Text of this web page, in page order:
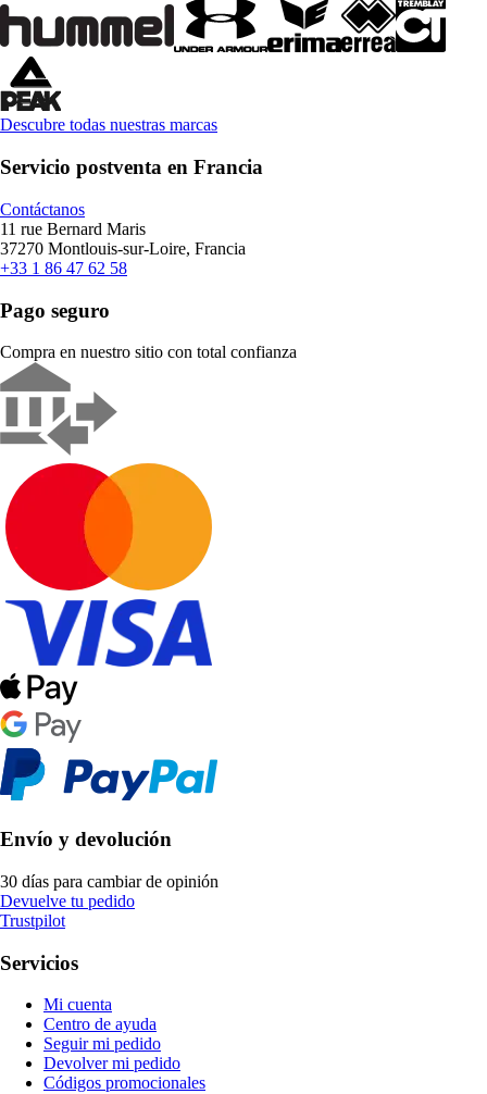
Descubre todas nuestras marcas
Servicio postventa en Francia
Contáctanos
11 rue Bernard Maris
37270 Montlouis-sur-Loire, Francia
+33 1 86 47 62 58
Pago seguro
Compra en nuestro sitio con total confianza
Envío y devolución
30 días para cambiar de opinión
Devuelve tu pedido
Trustpilot
Servicios
Mi cuenta
Centro de ayuda
Seguir mi pedido
Devolver mi pedido
Códigos promocionales